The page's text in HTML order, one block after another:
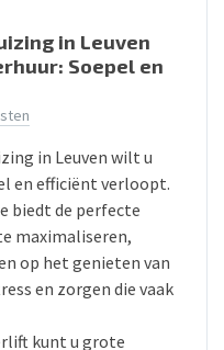
in Leuven
Soepel en
in Leuven wilt u
en efficiënt verloopt.
biedt de perfecte
maximaliseren,
op het genieten van
en zorgen die vaak
kunt u grote